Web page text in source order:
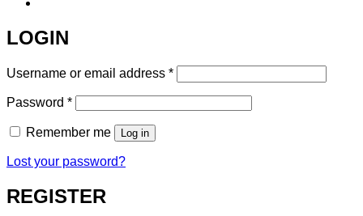
LOGIN
Username or email address *Required
Password *Required
Remember me Log in
Lost your password?
REGISTER